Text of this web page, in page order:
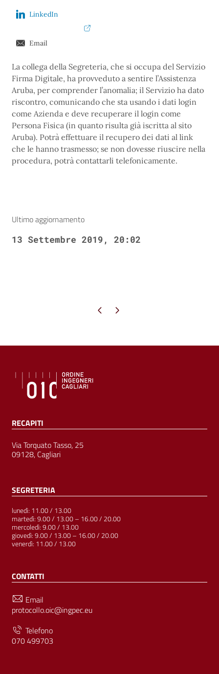
LinkedIn
Email
La collega della Segreteria, che si occupa del Servizio
Firma Digitale, ha provveduto a sentire l’Assistenza
Aruba, per comprender l’anomalia; il Servizio ha dato
riscontro, comunicando che sta usando i dati login
come Azienda e deve recuperare il login come
Persona Fisica (in quanto risulta già iscritta al sito
Aruba). Potrà effettuare il recupero dei dati al link
che le hanno trasmesso; se non dovesse riuscire nella
procedura, potrà contattarli telefonicamente.
Ultimo aggiornamento
13 Settembre 2019, 20:02
Pagina precedente
Pagina successiva
RECAPITI
Via Torquato Tasso, 25
09128, Cagliari
SEGRETERIA
lunedì: 11.00 / 13.00
martedì: 9.00 / 13.00 – 16.00 / 20.00
mercoledì: 9.00 / 13.00
giovedì: 9.00 / 13.00 – 16.00 / 20.00
venerdì: 11.00 / 13.00
CONTATTI
Email
protocollo.oic@ingpec.eu
Telefono
070 499703